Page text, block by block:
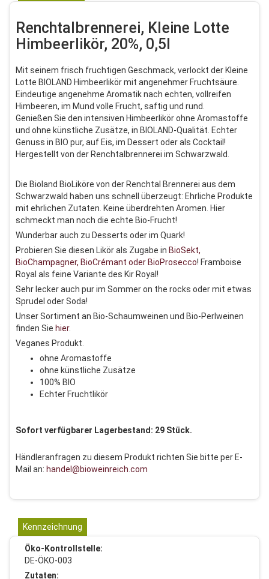
Renchtalbrennerei, Kleine Lotte
Himbeerlikör, 20%, 0,5l
Mit seinem frisch fruchtigen Geschmack, verlockt der Kleine
Lotte BIOLAND Himbeerlikör mit angenehmer Fruchtsäure.
Eindeutige angenehme Aromatik nach echten, vollreifen
Himbeeren, im Mund volle Frucht, saftig und rund.
Genießen Sie den intensiven Himbeerlikör ohne Aromastoffe
und ohne künstliche Zusätze, in BIOLAND-Qualität. Echter
Genuss in BIO pur, auf Eis, im Dessert oder als Cocktail!
Hergestellt von der Renchtalbrennerei im Schwarzwald.
Die Bioland BioLiköre von der Renchtal Brennerei aus dem
Schwarzwald haben uns schnell überzeugt: Ehrliche Produkte
mit ehrlichen Zutaten. Keine überdrehten Aromen. Hier
schmeckt man noch die echte Bio-Frucht!
Wunderbar auch zu Desserts oder im Quark!
Probieren Sie diesen Likör als Zugabe in BioSekt,
BioChampagner, BioCrémant oder BioProsecco! Framboise
Royal als feine Variante des Kir Royal!
Sehr lecker auch pur im Sommer on the rocks oder mit etwas
Sprudel oder Soda!
Unser Sortiment an Bio-Schaumweinen und Bio-Perlweinen
finden Sie hier.
Veganes Produkt.
ohne Aromastoffe
ohne künstliche Zusätze
100% BIO
Echter Fruchtlikör
Sofort verfügbarer Lagerbestand: 29 Stück.
Händleranfragen zu diesem Produkt richten Sie bitte per E-
Mail an: handel@bioweinreich.com
Kennzeichnung
Öko-Kontrollstelle:
DE-ÖKO-003
Zutaten: